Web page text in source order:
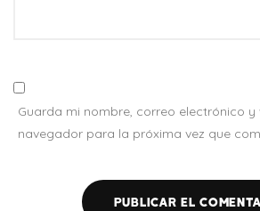
Guarda mi nombre, correo electrónico y
navegador para la próxima vez que